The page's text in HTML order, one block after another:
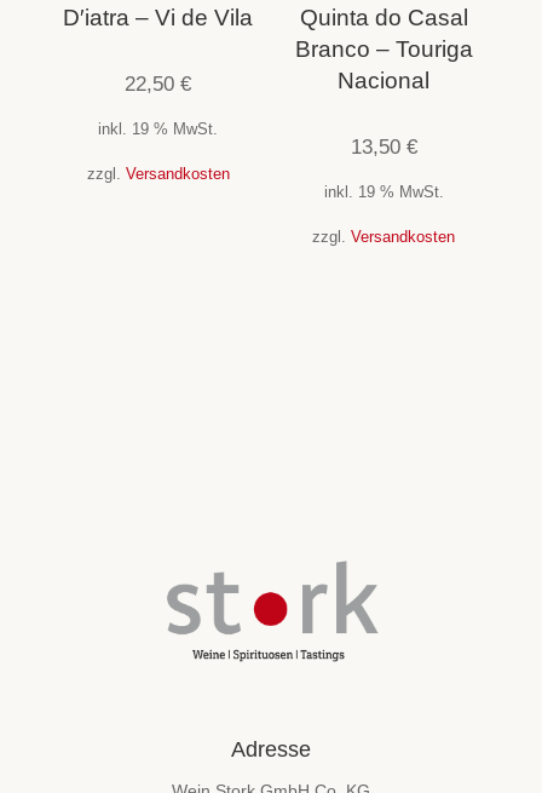
D′iatra – Vi de Vila
22,50€
inkl. 19 % MwSt.
zzgl. Versandkosten
Quinta do Casal
Branco – Touriga
Nacional
13,50 €
inkl. 19 % MwSt.
zzgl.Versandkosten
Adresse